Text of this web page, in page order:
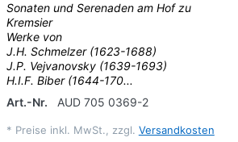
Sonaten und Serenaden am Hof zu
Kremsier
Werke von
J.H. Schmelzer (1623-1688)
J.P. Vejvanovsky (1639-1693)
H.I.F. Biber (1644-170...
Art.-Nr.
AUD 705 0369-2
* Preise inkl. MwSt., zzgl. Versandkosten